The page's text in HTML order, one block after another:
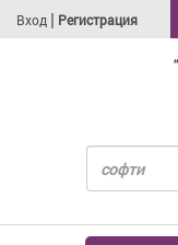
Вход | Регистрация